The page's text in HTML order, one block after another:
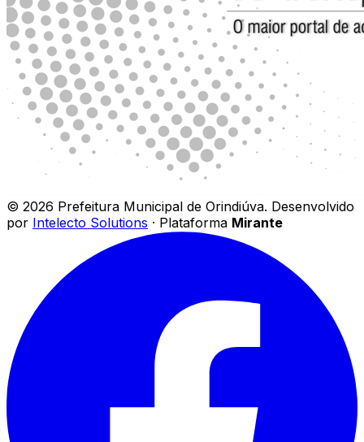
© 2026 Prefeitura Municipal de Orindiúva. Desenvolvido
por Intelecto Solutions · Plataforma Mirante